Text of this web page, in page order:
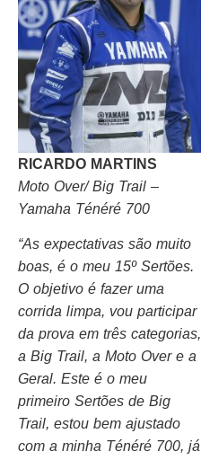
RICARDO MARTINS
Moto Over/ Big Trail –
Yamaha Ténéré 700
“As expectativas são muito
boas, é o meu 15º Sertões.
O objetivo é fazer uma
corrida limpa, vou participar
da prova em três categorias,
a Big Trail, a Moto Over e a
Geral. Este é o meu
primeiro Sertões de Big
Trail, estou bem ajustado
com a minha Ténéré 700, já